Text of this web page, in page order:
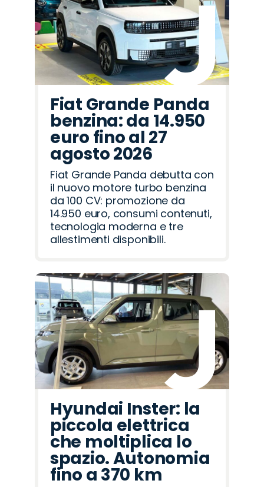
Fiat Grande Panda
benzina: da 14.950
euro fino al 27
agosto 2026
Fiat Grande Panda debutta con
il nuovo motore turbo benzina
da 100 CV: promozione da
14.950 euro, consumi contenuti,
tecnologia moderna e tre
allestimenti disponibili.
Hyundai Inster: la
piccola elettrica
che moltiplica lo
spazio. Autonomia
fino a 370 km